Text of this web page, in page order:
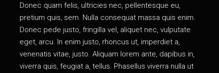
Donec quam felis, ultricies nec, pellentesque eu,
pretium quis, sem. Nulla consequat massa quis enim.
Donec pede justo, fringilla vel, aliquet nec, vulputate
eget, arcu. In enim justo, rhoncus ut, imperdiet a,
venenatis vitae, justo. Aliquam lorem ante, dapibus in,
viverra quis, feugiat a, tellus. Phasellus viverra nulla ut